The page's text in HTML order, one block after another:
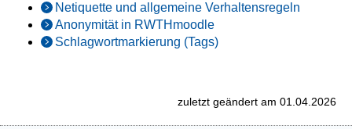
Netiquette und allgemeine Verhaltensregeln
Anonymität in RWTHmoodle
Schlagwortmarkierung (Tags)
zuletzt geändert am 01.04.2026